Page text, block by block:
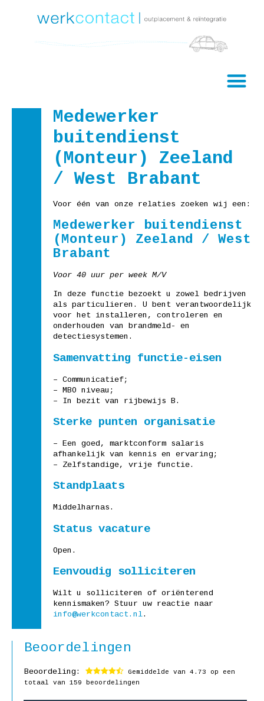
Medewerker
buitendienst
(Monteur) Zeeland
/ West Brabant
Voor één van onze relaties zoeken wij een:
Medewerker buitendienst
(Monteur) Zeeland / West
Brabant
Voor 40 uur per week M/V
In deze functie bezoekt u zowel bedrijven
als particulieren. U bent verantwoordelijk
voor het installeren, controleren en
onderhouden van brandmeld- en
detectiesystemen.
Samenvatting functie-eisen
– Communicatief;
– MBO niveau;
– In bezit van rijbewijs B.
Sterke punten organisatie
– Een goed, marktconform salaris
afhankelijk van kennis en ervaring;
– Zelfstandige, vrije functie.
Standplaats
Middelharnas.
Status vacature
Open.
Eenvoudig solliciteren
Wilt u solliciteren of oriënterend
kennismaken? Stuur uw reactie naar
info@werkcontact.nl.
Beoordelingen
Beoordeling: Gemiddelde van 4.73 op een
totaal van 159 beoordelingen